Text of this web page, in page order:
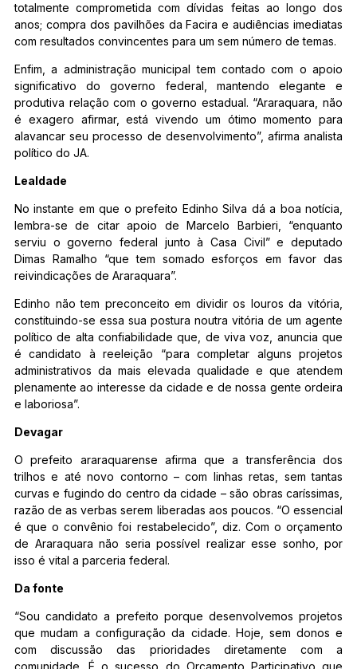
totalmente comprometida com dívidas feitas ao longo dos
anos; compra dos pavilhões da Facira e audiências imediatas
com resultados convincentes para um sem número de temas.
Enfim, a administração municipal tem contado com o apoio
significativo do governo federal, mantendo elegante e
produtiva relação com o governo estadual. “Araraquara, não
é exagero afirmar, está vivendo um ótimo momento para
alavancar seu processo de desenvolvimento”, afirma analista
político do JA.
Lealdade
No instante em que o prefeito Edinho Silva dá a boa notícia,
lembra-se de citar apoio de Marcelo Barbieri, “enquanto
serviu o governo federal junto à Casa Civil” e deputado
Dimas Ramalho “que tem somado esforços em favor das
reivindicações de Araraquara”.
Edinho não tem preconceito em dividir os louros da vitória,
constituindo-se essa sua postura noutra vitória de um agente
político de alta confiabilidade que, de viva voz, anuncia que
é candidato à reeleição “para completar alguns projetos
administrativos da mais elevada qualidade e que atendem
plenamente ao interesse da cidade e de nossa gente ordeira
e laboriosa”.
Devagar
O prefeito araraquarense afirma que a transferência dos
trilhos e até novo contorno – com linhas retas, sem tantas
curvas e fugindo do centro da cidade – são obras caríssimas,
razão de as verbas serem liberadas aos poucos. “O essencial
é que o convênio foi restabelecido”, diz. Com o orçamento
de Araraquara não seria possível realizar esse sonho, por
isso é vital a parceria federal.
Da fonte
“Sou candidato a prefeito porque desenvolvemos projetos
que mudam a configuração da cidade. Hoje, sem donos e
com discussão das prioridades diretamente com a